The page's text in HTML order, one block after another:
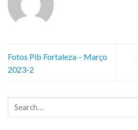
Fotos Pib Fortaleza – Março
2023-2